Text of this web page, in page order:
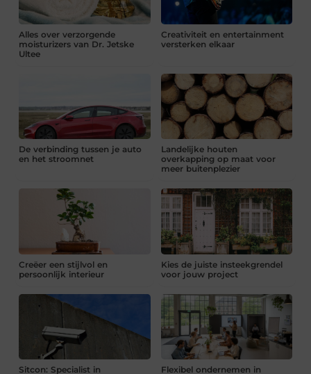
Alles over verzorgende
moisturizers van Dr. Jetske
Ultee
Creativiteit en entertainment
versterken elkaar
De verbinding tussen je auto
en het stroomnet
Landelijke houten
overkapping op maat voor
meer buitenplezier
Creëer een stijlvol en
persoonlijk interieur
Kies de juiste insteekgrendel
voor jouw project
Sitcon: Specialist in
Flexibel ondernemen in